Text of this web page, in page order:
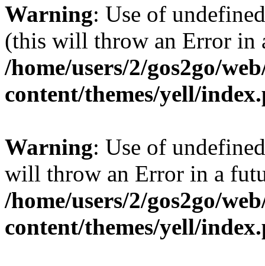
Warning: Use of
(this will throw an Error in
/home/users/2/gos2go/
content/themes/yell/
Warning: Use of
will throw an Error in a
/home/users/2/gos2go/
content/themes/yell/